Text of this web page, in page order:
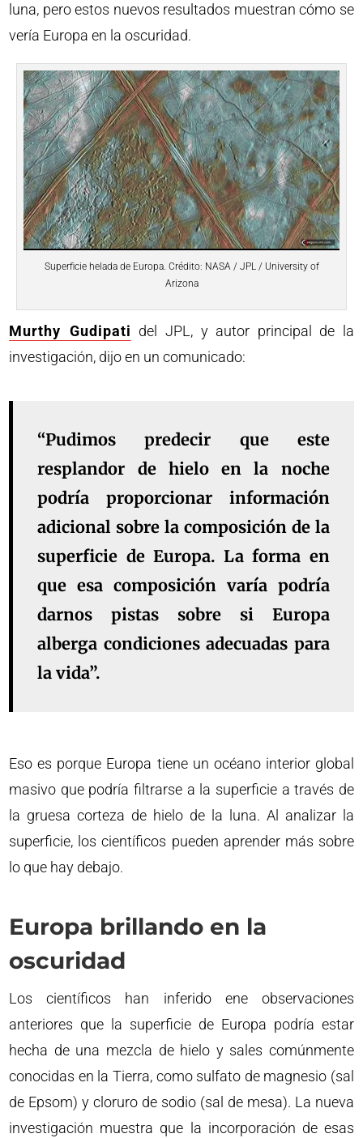
luna, pero estos nuevos resultados muestran cómo se
vería Europa en la oscuridad.
Superficie helada de Europa. Crédito: NASA / JPL / University of
Arizona
Murthy Gudipati del JPL, y autor principal de la
investigación, dijo en un comunicado:
“Pudimos predecir que este
resplandor de hielo en la noche
podría proporcionar información
adicional sobre la composición de la
superficie de Europa. La forma en
que esa composición varía podría
darnos pistas sobre si Europa
alberga condiciones adecuadas para
la vida”.
Eso es porque Europa tiene un océano interior global
masivo que podría filtrarse a la superficie a través de
la gruesa corteza de hielo de la luna. Al analizar la
superficie, los científicos pueden aprender más sobre
lo que hay debajo.
Europa brillando en la
oscuridad
Los científicos han inferido ene observaciones
anteriores que la superficie de Europa podría estar
hecha de una mezcla de hielo y sales comúnmente
conocidas en la Tierra, como sulfato de magnesio (sal
de Epsom) y cloruro de sodio (sal de mesa). La nueva
investigación muestra que la incorporación de esas